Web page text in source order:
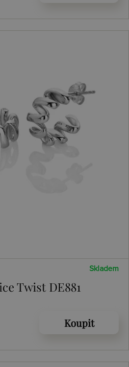
Skladem
Twist DE881
Koupit